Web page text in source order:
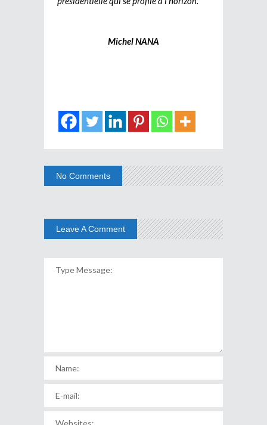
Michel NANA
No Comments
Leave A Comment